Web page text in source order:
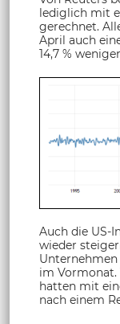
lediglich mit
gerechnet.
April auch
14,7 %
Auch die US-
wieder
im Vormonat.
hatten mit
nach einem